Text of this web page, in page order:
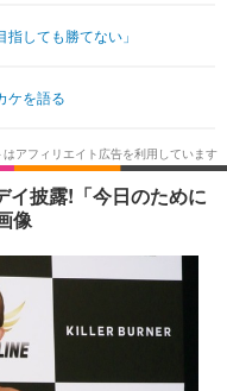
映画・ドラマ
韓国・芸能
スポーツ
グルメ
ショッピング
しても勝てない」
ケを語る
イ披露!「今日のために
像